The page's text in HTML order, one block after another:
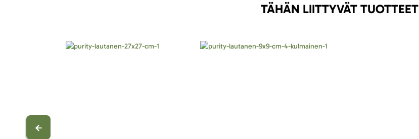
TÄHÄN LIITTYVÄT TUOTTEET